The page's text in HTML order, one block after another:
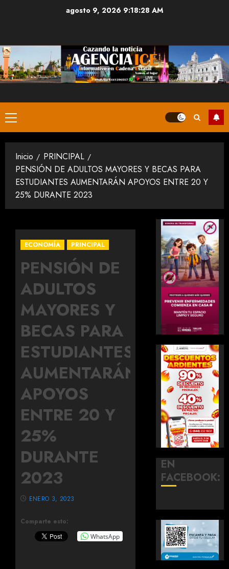
agosto 9, 2026 9:18:29 AM
Menú
principal
Inicio
PRINCIPAL
PENSIÓN DE ADULTOS MAYORES Y BECAS PARA
ESTUDIANTES AUMENTARÁN APOYOS ENTRE 20 Y
25% DURANTE 2023
ECONOMÍA PRINCIPAL
PENSIÓN DE
ADULTOS
MAYORES Y
BECAS PARA
ESTUDIANTES
AUMENTARÁN
APOYOS
ENTRE 20 Y
25%
DURANTE
2023
Comparte esto:
WhatsApp
ENERO 3, 2023
EN
FACEBOOK: